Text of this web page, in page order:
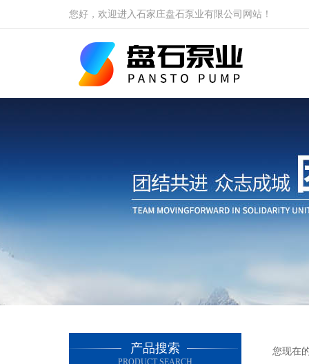
您好，欢迎进入石家庄盘石泵业有限公司网站！
产品搜索
PRODUCT SEARCH
您现在